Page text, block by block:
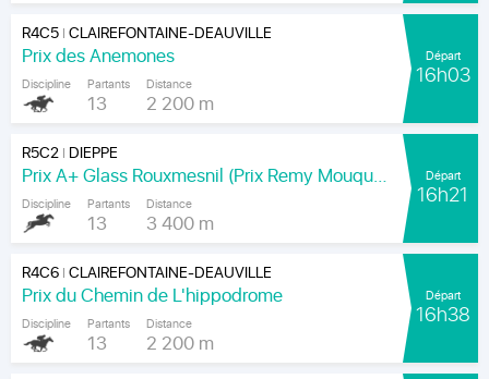
R4C5|CLAIREFONTAINE-DEAUVILLE
Prix des Anemones
Discipline Partants
13
Distance
2 200 m
Départ
16h03
R5C2| DIEPPE
Prix A+ Glass Rouxmesnil (Prix Remy Mouquet)
Discipline Partants
13
Distance
3 400 m
Départ
16h21
R4C6|CLAIREFONTAINE-DEAUVILLE
Prix du Chemin de L'hippodrome
Discipline Partants
13
Distance
2 200 m
Départ
16h38